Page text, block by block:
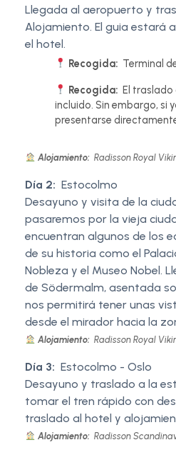
Llegada al aeropuerto y
Alojamiento. El guia estará
el hotel.
Recogida: Terminal
Recogida: El traslado
incluido. Sin embargo, si
presentarse
Alojamiento: Radisson Royal
Día 2: Estocolmo
Desayuno y visita de la
pasaremos por la vieja
encuentran algunos de los
de su historia como el
Nobleza y el Museo Nobel.
de Södermalm, asentada
nos permitirá tener unas
desde el mirador hacia la
Alojamiento: Radisson Royal
Día 3: Estocolmo - Oslo
Desayuno y traslado a la
tomar el tren rápido con
traslado al hotel y
Alojamiento: Radisson